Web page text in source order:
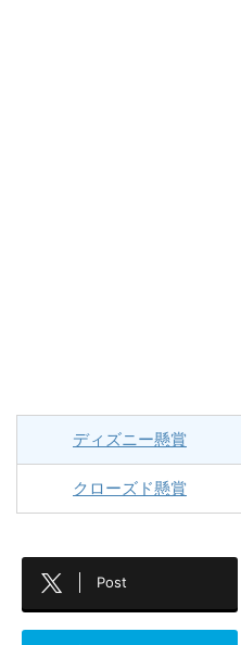
ディズニー懸賞
クローズド懸賞
Post